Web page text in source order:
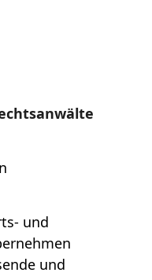
und
und